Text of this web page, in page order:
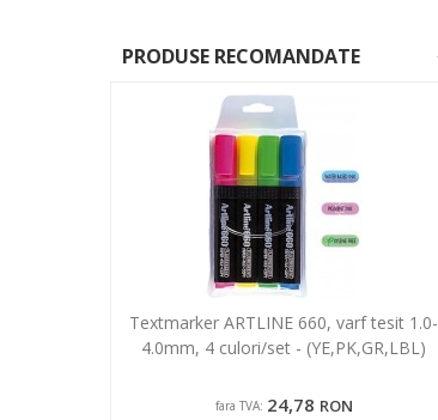
PRODUSE RECOMANDATE
Textmarker ARTLINE 660, varf tesit 1.0-
4.0mm, 4 culori/set - (YE,PK,GR,LBL)
fara TVA: 24,78 RON